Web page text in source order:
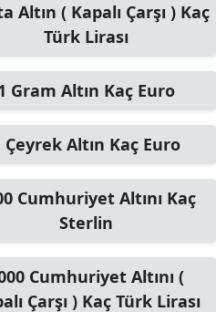
Altın ( Kapalı Çarşı ) Kaç
Türk Lirası
Gram Altın Kaç Euro
Çeyrek Altın Kaç Euro
Cumhuriyet Altını Kaç
Sterlin
Cumhuriyet Altını (
Çarşı )Kaç Türk Lirası